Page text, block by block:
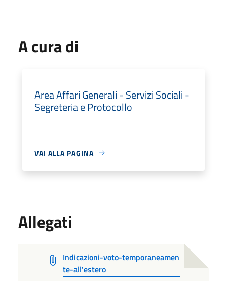
A cura di
Area Affari Generali - Servizi Sociali -
Segreteria e Protocollo
VAI ALLA PAGINA
Allegati
Indicazioni-voto-temporaneamen
te-all'estero